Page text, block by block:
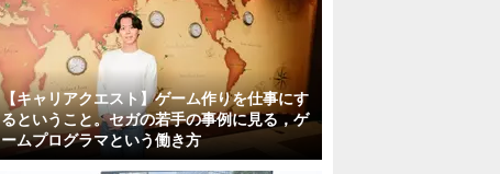
【キャリアクエスト】ゲーム作りを仕事にす
るということ。セガの若手の事例に見る，ゲ
ームプログラマという働き方